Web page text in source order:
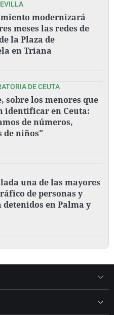
modernizará
meses las redes de
la Plaza de
en Triana
DE CEUTA
sobre los menores que
identificar en Ceuta:
de números,
de niños"
una de las mayores
de personas y
detenidos en Palma y